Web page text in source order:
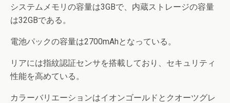
システムメモリの容量は3GBで、内蔵ストレージの容量
は32GBである。
電池パックの容量は2700mAhとなっている。
リアには指紋認証センサを搭載しており、セキュリティ
性能を高めている。
カラーバリエーションはイオンゴールドとクオーツグレ